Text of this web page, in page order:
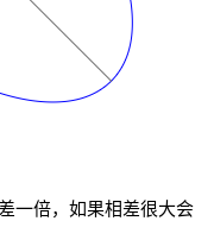
一倍，如果相差很大会